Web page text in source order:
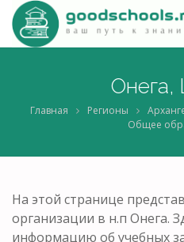
Онега,
Главная Регионы
Общее
На этой странице
организации в н.п Онега.
информацию об учебных